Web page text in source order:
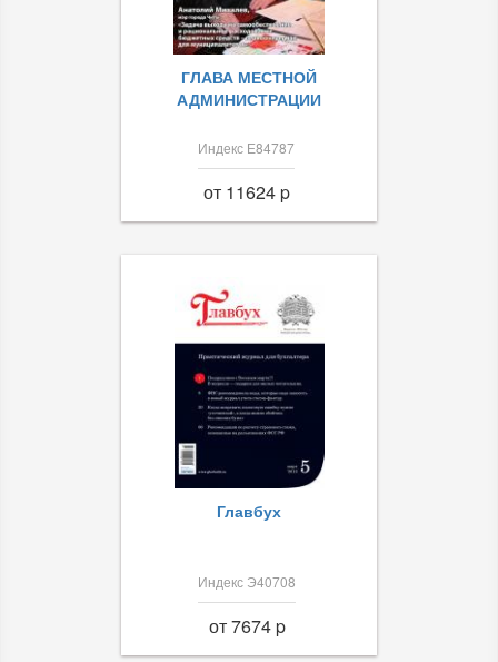
ГЛАВА МЕСТНОЙ
АДМИНИСТРАЦИИ
Индекс Е84787
от 11624 p
Главбух
Индекс Э40708
от 7674 p